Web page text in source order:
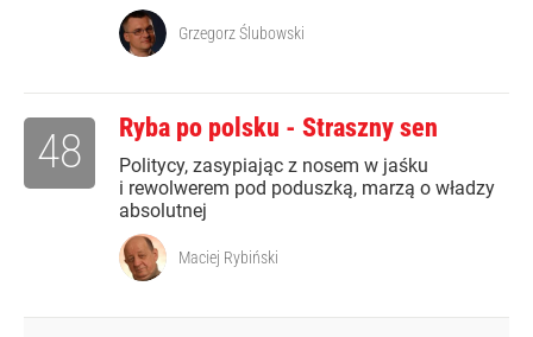
Grzegorz Ślubowski
Ryba po polsku - Straszny sen
Politycy, zasypiając z nosem w jaśku
i rewolwerem pod poduszką, marzą o władzy
absolutnej
48
Maciej Rybiński